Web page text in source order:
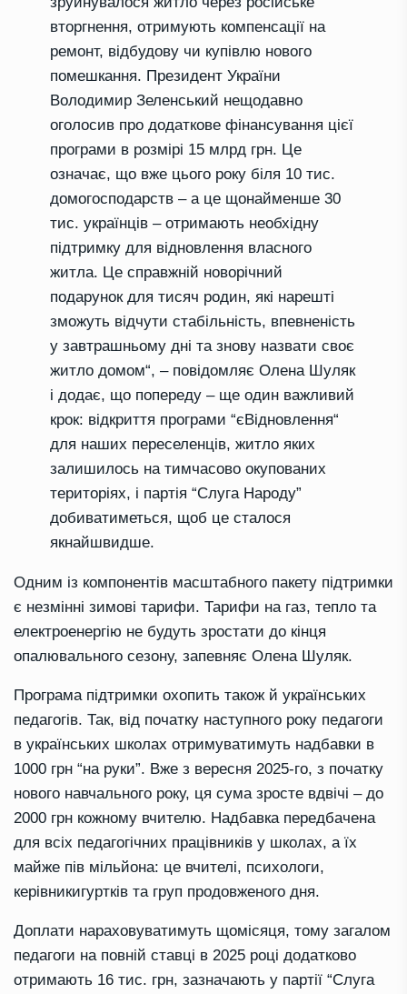
вторгнення, отримують компенсації на
ремонт, відбудову чи купівлю нового
помешкання. Президент України
Володимир Зеленський нещодавно
оголосив про додаткове фінансування цієї
програми в розмірі 15 млрд грн. Це
означає, що вже цього року біля 10 тис.
домогосподарств – а це щонайменше 30
тис. українців – отримають необхідну
підтримку для відновлення власного
житла. Це справжній новорічний
подарунок для тисяч родин, які нарешті
зможуть відчути стабільність, впевненість
у завтрашньому дні та знову назвати своє
житло домом“, – повідомляє Олена Шуляк
і додає, що попереду – ще один важливий
крок: відкриття програми “єВідновлення“
для наших переселенців, житло яких
залишилось на тимчасово окупованих
територіях, і партія “Слуга Народу”
добиватиметься, щоб це сталося
якнайшвидше.
Одним із компонентів масштабного пакету підтримки
є незмінні зимові тарифи. Тарифи на газ, тепло та
електроенергію не будуть зростати до кінця
опалювального сезону, запевняє Олена Шуляк.
Програма підтримки охопить також й українських
педагогів. Так, від початку наступного року педагоги
в українських школах отримуватимуть надбавки в
1000 грн “на руки”. Вже з вересня 2025-го, з початку
нового навчального року, ця сума зросте вдвічі – до
2000 грн кожному вчителю. Надбавка передбачена
для всіх педагогічних працівників у школах, а їх
майже пів мільйона: це вчителі, психологи,
керівникигуртків та груп продовженого дня.
Доплати нараховуватимуть щомісяця, тому загалом
педагоги на повній ставці в 2025 році додатково
отримають 16 тис. грн, зазначають у партії “Слуга